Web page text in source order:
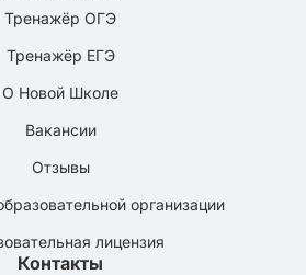
Тренажёр ОГЭ
Тренажёр ЕГЭ
О Новой Школе
Вакансии
Отзывы
организации
лицензия
Контакты